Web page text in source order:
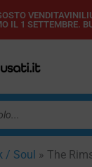
IL 1 SETTEMBRE.
/ Soul » The